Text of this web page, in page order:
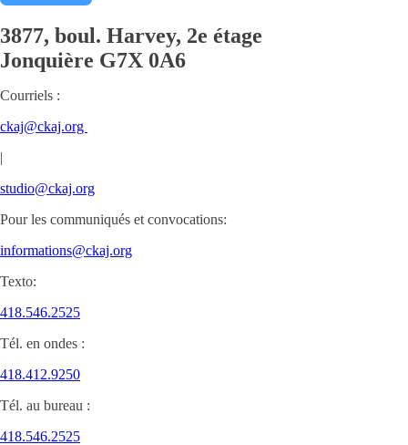
3877, boul. Harvey, 2e étage
Jonquière G7X 0A6
Courriels :
ckaj@ckaj.org
|
studio@ckaj.org
Pour les communiqués et convocations:
informations@ckaj.org
Texto:
418.546.2525
Tél. en ondes :
418.412.9250
Tél. au bureau :
418.546.2525